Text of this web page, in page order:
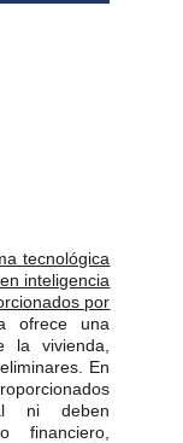
tecnológica
inteligencia
por
ofrece una
la vivienda,
En
ni deben
financiero,